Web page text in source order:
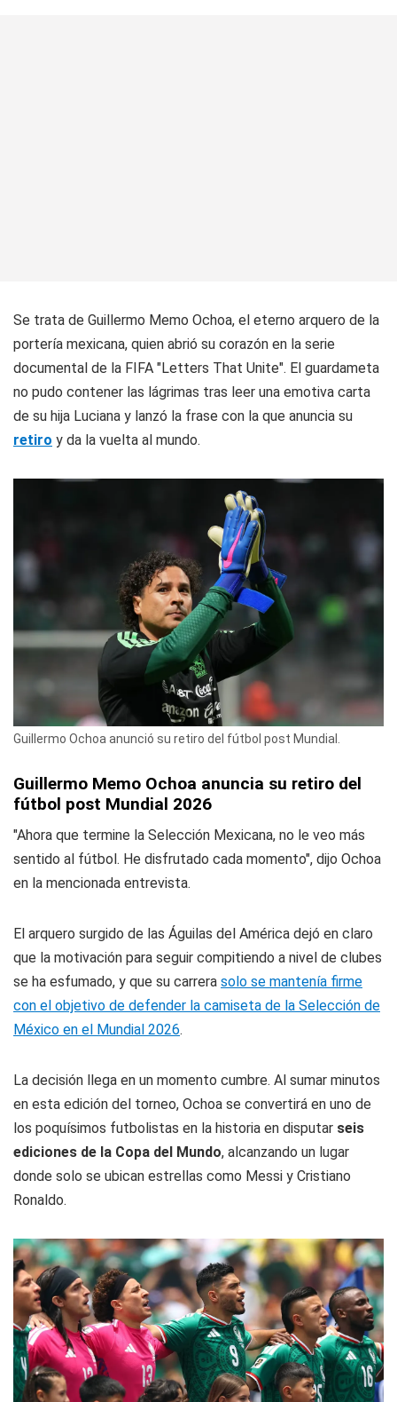
Se trata de Guillermo Memo Ochoa, el eterno arquero de la
portería mexicana, quien abrió su corazón en la serie
documental de la FIFA "Letters That Unite". El guardameta
no pudo contener las lágrimas tras leer una emotiva carta
de su hija Luciana y lanzó la frase con la que anuncia su
retiro y da la vuelta al mundo.
Guillermo Ochoa anunció su retiro del fútbol post Mundial.
Guillermo Memo Ochoa anuncia su retiro del
fútbol post Mundial 2026
"Ahora que termine la Selección Mexicana, no le veo más
sentido al fútbol. He disfrutado cada momento", dijo Ochoa
en la mencionada entrevista.
El arquero surgido de las Águilas del América dejó en claro
que la motivación para seguir compitiendo a nivel de clubes
se ha esfumado, y que su carrera solo se mantenía firme
con el objetivo de defender la camiseta de la Selección de
México en el Mundial 2026.
La decisión llega en un momento cumbre. Al sumar minutos
en esta edición del torneo, Ochoa se convertirá en uno de
los poquísimos futbolistas en la historia en disputar seis
ediciones de la Copa del Mundo, alcanzando un lugar
donde solo se ubican estrellas como Messi y Cristiano
Ronaldo.